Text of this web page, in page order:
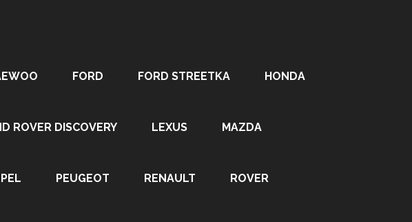
FORD FORD STREETKA HONDA
ROVER DISCOVERY LEXUS MAZDA
PEUGEOT RENAULT ROVER